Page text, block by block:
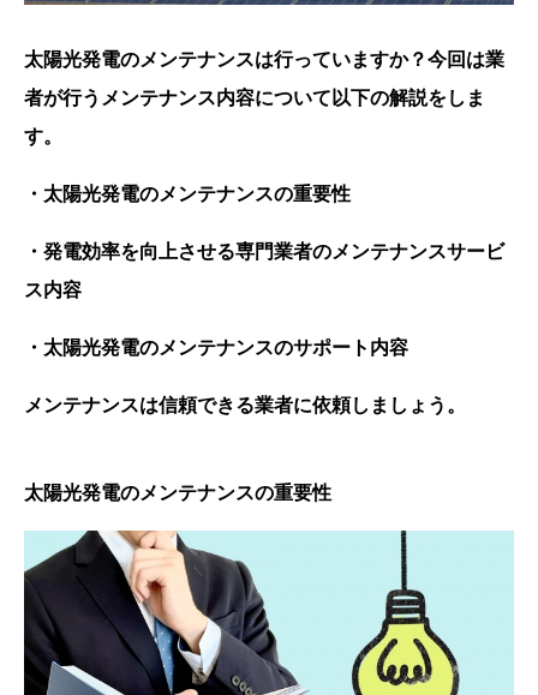
太陽光発電のメンテナンスは行っていますか？今回は業
者が行うメンテナンス内容について以下の解説をしま
す。
・太陽光発電のメンテナンスの重要性
・発電効率を向上させる専門業者のメンテナンスサービ
ス内容
・太陽光発電のメンテナンスのサポート内容
メンテナンスは信頼できる業者に依頼しましょう。
太陽光発電のメンテナンスの重要性